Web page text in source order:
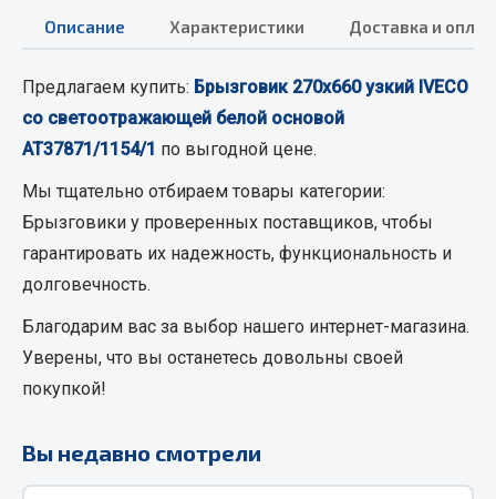
МЕТИЗЫ
Гайки
Кольца стопорные
Пресс-масленки
Пробки
Пружины
Хомуты
Весь раздел
Описание Характеристики Доставка и
Предлагаем купить: Брызговик 270х660 узкий IVECO
со светоотражающей белой основой
АТ37871/1154/1 по выгодной цене.
Мы тщательно отбираем товары категории:
Брызговики у проверенных поставщиков, чтобы
гарантировать их надежность, функциональность и
долговечность.
Благодарим вас за выбор нашего интернет-магазина.
Уверены, что вы останетесь довольны своей
покупкой!
Вы недавно смотрели